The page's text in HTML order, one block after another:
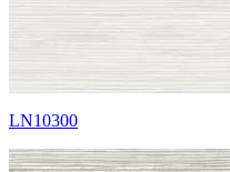
LN10300